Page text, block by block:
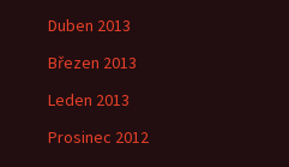
Duben 2013
Březen 2013
Leden 2013
Prosinec 2012